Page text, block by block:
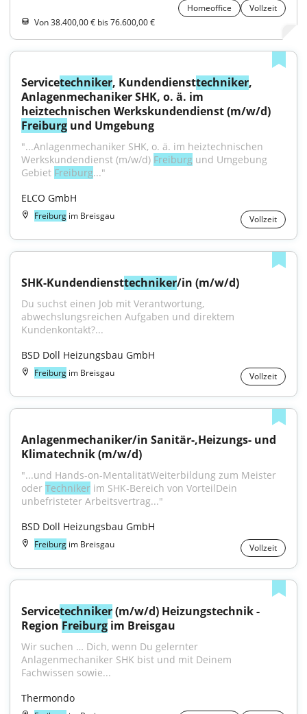
Homeoffice
Vollzeit
Von 38.400,00 € bis 76.600,00 €
Servicetechniker, Kundendiensttechniker,
Anlagenmechaniker SHK, o. ä. im
Freiburg und Umgebung
"...Anlagenmechaniker SHK, o. ä. im heiztechnischen
Werkskundendienst (m⁠/⁠w⁠/⁠d) Freiburg und Umgebung
Gebiet Freiburg..."
ELCO GmbH
Freiburg im Breisgau Vollzeit
SHK-Kundendiensttechniker/in (m/w/d)
Du suchst einen Job mit Verantwortung,
abwechslungsreichen Aufgaben und direktem
Kundenkontakt?...
BSD Doll Heizungsbau GmbH
Freiburg im Breisgau Vollzeit
Anlagenmechaniker/in Sanitär-,Heizungs- und
Klimatechnik (m/w/d)
"...und Hands-on-MentalitätWeiterbildung zum Meister
oder Techniker im SHK-Bereich von VorteilDein
unbefristeter Arbeitsvertrag..."
BSD Doll Heizungsbau GmbH
Freiburg im Breisgau Vollzeit
Servicetechniker (m/w/d) Heizungstechnik -
Region Freiburg im Breisgau
Wir suchen … Dich, wenn Du gelernter
Anlagenmechaniker SHK bist und mit Deinem
Fachwissen sowie...
Thermondo